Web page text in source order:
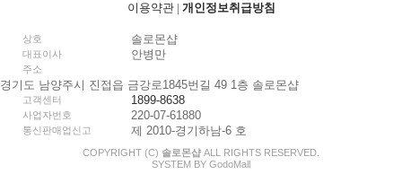
이용약관| 개인정보취급방침
상호 솔로몬샵
대표이사 안병만
주소
경기도 남양주시 진접읍 금강로1845번길 49 1층 솔로몬샵
고객센터 1899-8638
사업자번호 220-07-61880
통신판매업신고 제 2010-경기하남-6 호
COPYRIGHT (C) 솔로몬샵 ALL RIGHTS RESERVED.
SYSTEM BY GodoMall